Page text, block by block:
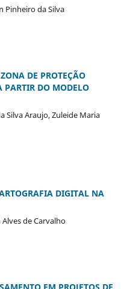
Pinheiro da Silva
DE PROTEÇÃO
DO MODELO
Silva Araujo, Zuleide Maria
DIGITAL NA
de Carvalho